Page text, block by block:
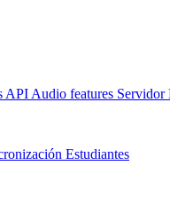
API Audio features Servidor
Estudiantes